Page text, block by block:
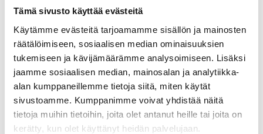
Tämä sivusto käyttää evästeitä
Käytämme evästeitä tarjoamamme sisällön ja mainosten
räätälöimiseen, sosiaalisen median ominaisuuksien
tukemiseen ja kävijämäärämme analysoimiseen. Lisäksi
jaamme sosiaalisen median, mainosalan ja analytiikka-
alan kumppaneillemme tietoja siitä, miten käytät
sivustoamme. Kumppanimme voivat yhdistää näitä
tietoja muihin tietoihin, joita olet antanut heille tai joita on
kerätty, kun olet käyttänyt heidän palvelujaan.
KERN FXN Pöytävaaka
KERN FXN on vankka pöytävaaka, joka sopii vaativiin
teollisuusolosuhteisiin. Maksimaalinen kapasiteetti jopa 30 kg.
460.00€ –490.00€ PRICE
RANGE:
460.00 €
THROUGH
490.00 €
LUE LISÄÄ